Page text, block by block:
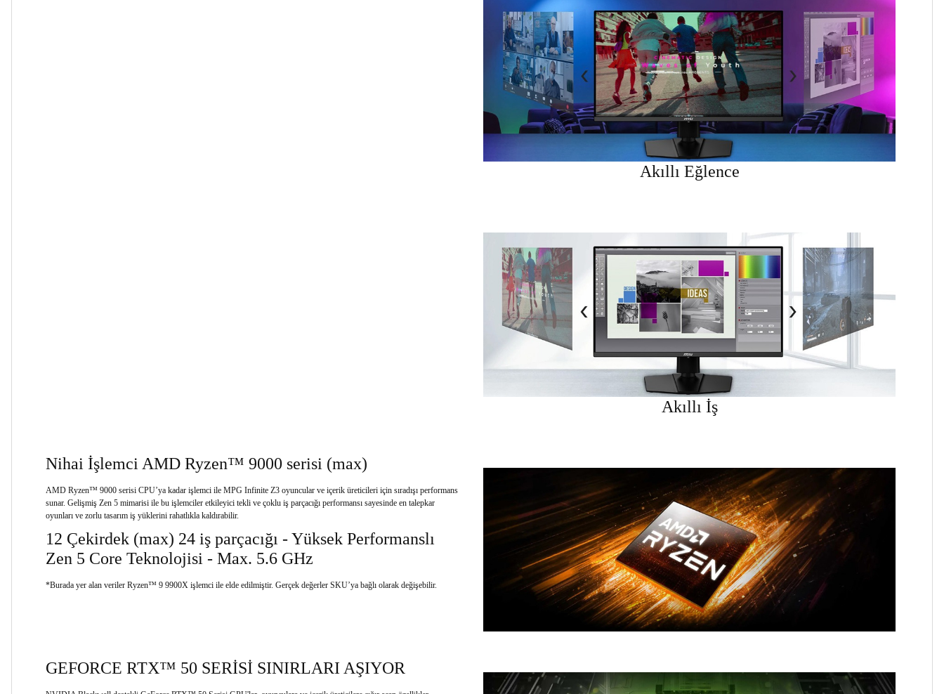
Akıllı Eğlence
Akıllı İş
Nihai İşlemci AMD Ryzen™ 9000 serisi (max)
AMD Ryzen™ 9000 serisi CPU’ya kadar işlemci ile MPG Infinite Z3 oyuncular ve içerik üreticileri için sıradışı performans
sunar. Gelişmiş Zen 5 mimarisi ile bu işlemciler etkileyici tekli ve çoklu iş parçacığı performansı sayesinde en talepkar
oyunları ve zorlu tasarım iş yüklerini rahatlıkla kaldırabilir.
12 Çekirdek (max) 24 iş parçacığı - Yüksek Performanslı
Zen 5 Core Teknolojisi - Max. 5.6 GHz
*Burada yer alan veriler Ryzen™ 9 9900X işlemci ile elde edilmiştir. Gerçek değerler SKU’ya bağlı olarak değişebilir.
GEFORCE RTX™ 50 SERİSİ SINIRLARI AŞIYOR